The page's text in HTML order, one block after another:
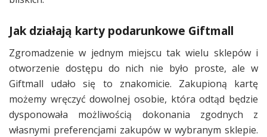
Jak działają karty podarunkowe Giftmall
Zgromadzenie w jednym miejscu tak wielu sklepów i
otworzenie dostępu do nich nie było proste, ale w
Giftmall udało się to znakomicie. Zakupioną kartę
możemy wręczyć dowolnej osobie, która odtąd będzie
dysponowała możliwością dokonania zgodnych z
własnymi preferencjami zakupów w wybranym sklepie.